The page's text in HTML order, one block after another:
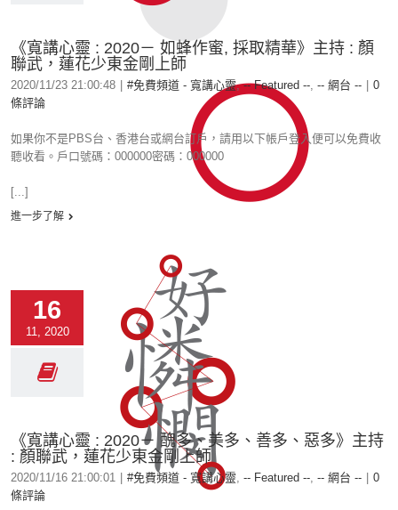
《寬講心靈 : 2020－ 如蜂作蜜, 採取精華》主持 : 顏
聯武，蓮花少東金剛上師
2020/11/23 21:00:48 #免費頻道 - 寬講心靈,-- Featured --, -- 網台 --
0
條評論
如果你不是PBS台、香港台或網台訂戶，請用以下帳戶登入便可以免費收
聽收看。戶口號碼：000000密碼：000000
[...]
進一步了解
16
11, 2020
《寬講心靈 : 2020－ 醜多、美多、善多、惡多》主持
: 顏聯武，蓮花少東金剛上師
2020/11/16 21:00:01 #免費頻道 - 寬講心靈, -- Featured --, -- 網台 --
0
條評論